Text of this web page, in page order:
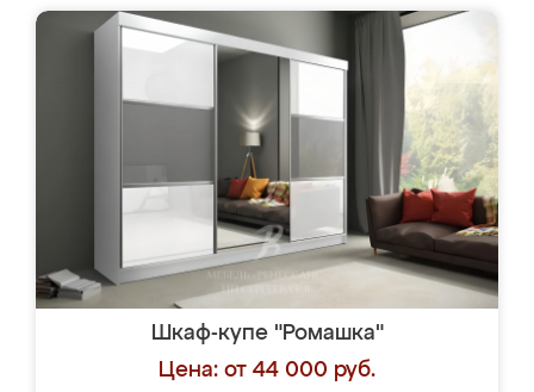
Шкаф-купе "Ромашка"
Цена: от 44 000 руб.